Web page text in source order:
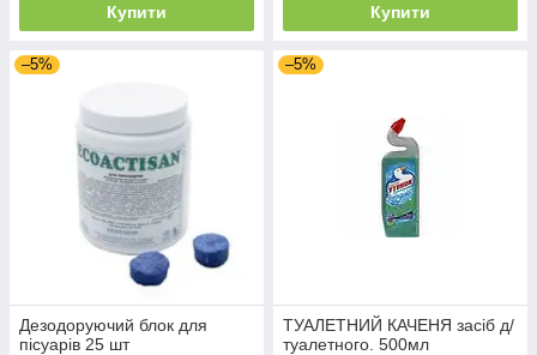
Купити Купити
–5%
Дезодоруючий блок для
пісуарів 25 шт
–5%
ТУАЛЕТНИЙ КАЧЕНЯ засіб д/
туалетного. 500мл